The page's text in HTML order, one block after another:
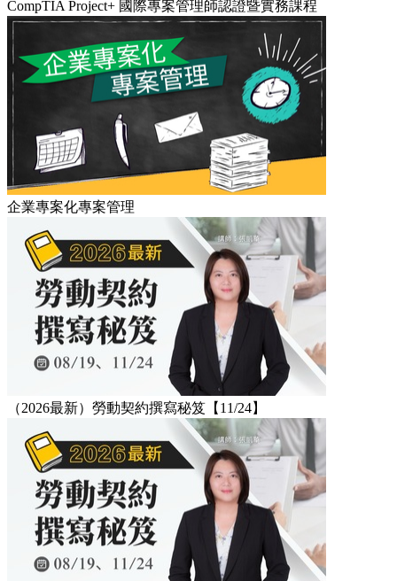
CompTIA Project+ 國際專案管理師認證暨實務課程
企業專案化專案管理
（2026最新）勞動契約撰寫秘笈【11/24】